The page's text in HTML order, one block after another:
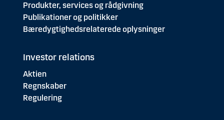
Produkter, services og rådgivning
Publikationer og politikker
Bæredygtighedsrelaterede oplysninger
Investor relations
Aktien
Regnskaber
Regulering